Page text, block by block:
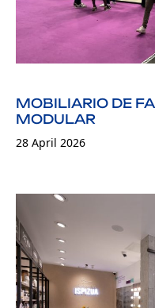
MOBILIARIO DE
MODULAR
28 April 2026